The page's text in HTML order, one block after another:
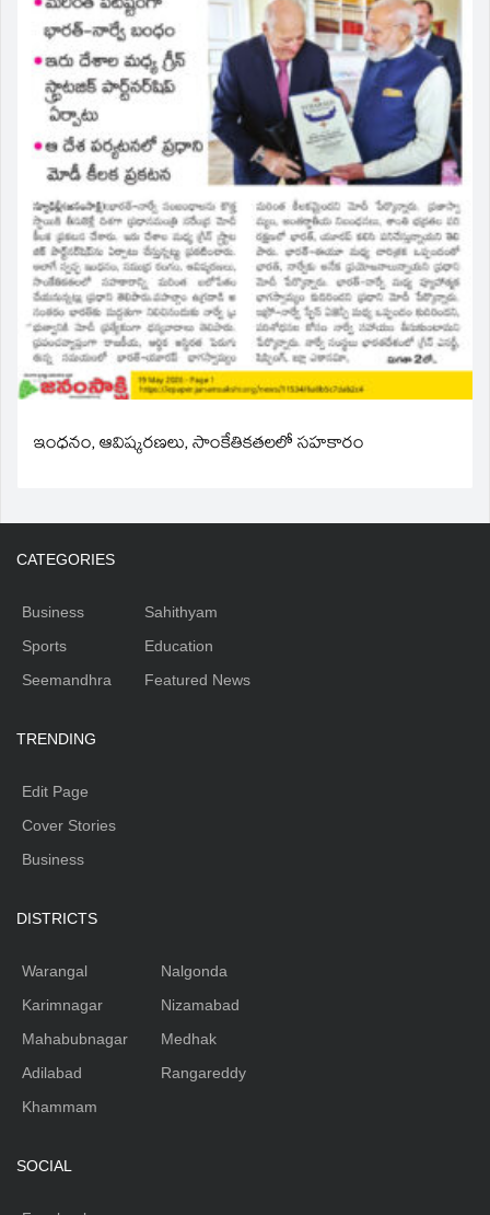
ఇంధనం, ఆవిష్కరణలు, సాంకేతికతలలో సహకారం
CATEGORIES
Business
Sports
Seemandhra
Sahithyam
Education
Featured News
TRENDING
Edit Page
Cover Stories
Business
DISTRICTS
Warangal
Karimnagar
Mahabubnagar
Adilabad
Khammam
Nalgonda
Nizamabad
Medhak
Rangareddy
SOCIAL